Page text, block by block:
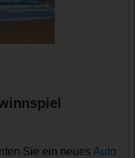
Sie ein neues Auto